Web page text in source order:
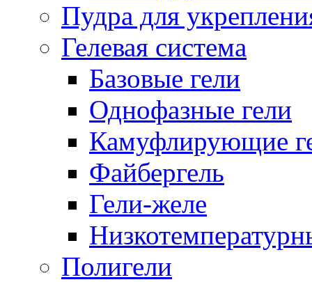
Пудра для
Гелевая система
Базовые гели
Однофазные гели
Камуфлирующие
Файбергель
Гели-желе
Полигели